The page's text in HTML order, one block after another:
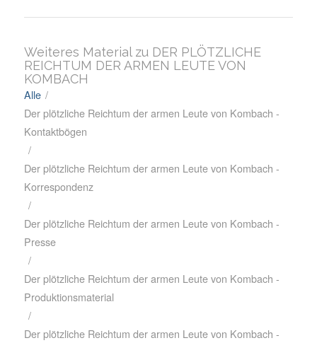
Weiteres Material zu DER PLÖTZLICHE
REICHTUM DER ARMEN LEUTE VON
KOMBACH
Alle /
Der plötzliche Reichtum der armen Leute von Kombach -
Kontaktbögen
/
Der plötzliche Reichtum der armen Leute von Kombach -
Korrespondenz
/
Der plötzliche Reichtum der armen Leute von Kombach -
Presse
/
Der plötzliche Reichtum der armen Leute von Kombach -
Produktionsmaterial
/
Der plötzliche Reichtum der armen Leute von Kombach -